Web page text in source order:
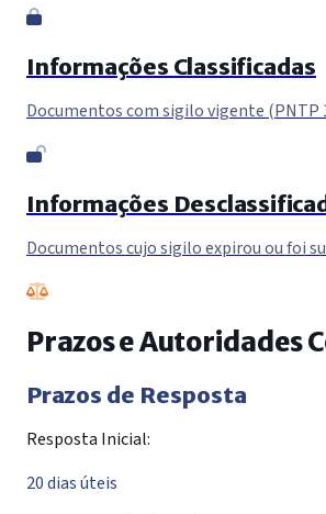
Informações Classificadas
Documentos com sigilo vigente (PNTP
Informações
Documentos cujo sigilo expirou ou foi
Prazos e Autoridades
Prazos de Resposta
Resposta Inicial:
20 dias úteis